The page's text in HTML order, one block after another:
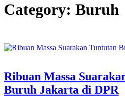
Category: Buruh
Ribuan Massa
Buruh Jakarta di DPR